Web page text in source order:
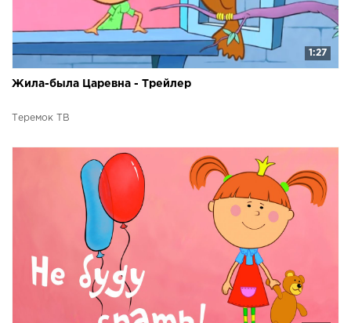
1:27
Жила-была Царевна - Трейлер
Теремок ТВ